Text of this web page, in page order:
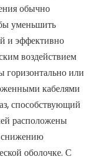
обычно
уменьшить
и эффективно
воздействием
горизонтально или
кабелями
способствующий
расположены
снижению
оболочке. С